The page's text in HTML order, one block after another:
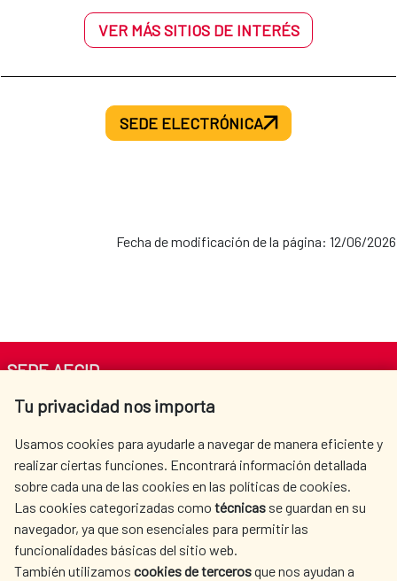
VER MÁS SITIOS DE INTERÉS
SEDE ELECTRÓNICA
Fecha de modificación de la página: 12/06/2026
Tu privacidad nos importa
Usamos cookies para ayudarle a navegar de manera eficiente y
realizar ciertas funciones. Encontrará información detallada
sobre cada una de las cookies en las políticas de cookies.
Las cookies categorizadas como técnicas se guardan en su
navegador, ya que son esenciales para permitir las
funcionalidades básicas del sitio web.
También utilizamos cookies de tercerosque nos ayudan a
SEDE AECID
Av. Reyes Católicos 4 - 28040 Madrid
centro.informacion@aecid.es
LA AECID
DÓNDE COOPERAMOS
ACCIÓN HUMANITARIA
SALA DE PRENSA
CULTURA Y CIENCIA
BIBLIOTECA